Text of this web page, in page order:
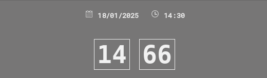
18/01/2025 14:30
14 66